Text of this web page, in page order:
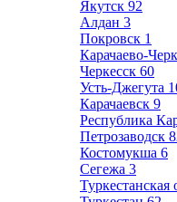
Якутск 92
Алдан 3
Покровск 1
Карачаево-
Черкесск 60
Усть-Джегута
Карачаевск 9
Республика
Петрозаводск
Костомукша 6
Сегежа 3
Туркестанская